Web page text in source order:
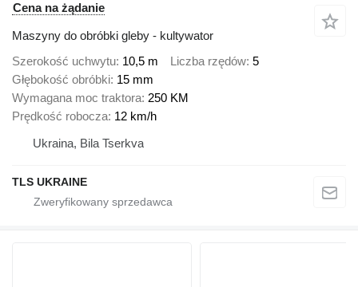
Cena na żądanie
Maszyny do obróbki gleby - kultywator
Szerokość uchwytu 10,5 m Liczba rzędów 5
Głębokość obróbki 15 mm
Wymagana moc traktora 250 KM
Prędkość robocza 12 km/h
Ukraina, Bila Tserkva
TLS UKRAINE